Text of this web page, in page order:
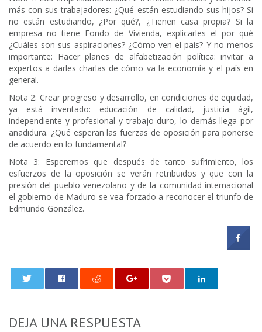
más con sus trabajadores: ¿Qué están estudiando sus hijos? Si
no están estudiando, ¿Por qué?, ¿Tienen casa propia? Si la
empresa no tiene Fondo de Vivienda, explicarles el por qué
¿Cuáles son sus aspiraciones? ¿Cómo ven el país? Y no menos
importante: Hacer planes de alfabetización política: invitar a
expertos a darles charlas de cómo va la economía y el país en
general.
Nota 2: Crear progreso y desarrollo, en condiciones de equidad,
ya está inventado: educación de calidad, justicia ágil,
independiente y profesional y trabajo duro, lo demás llega por
añadidura. ¿Qué esperan las fuerzas de oposición para ponerse
de acuerdo en lo fundamental?
Nota 3: Esperemos que después de tanto sufrimiento, los
esfuerzos de la oposición se verán retribuidos y que con la
presión del pueblo venezolano y de la comunidad internacional
el gobierno de Maduro se vea forzado a reconocer el triunfo de
Edmundo González.
DEJA UNA RESPUESTA